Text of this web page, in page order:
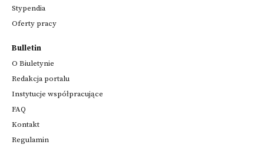
Stypendia
Oferty pracy
Bulletin
O Biuletynie
Redakcja portalu
Instytucje współpracujące
FAQ
Kontakt
Regulamin